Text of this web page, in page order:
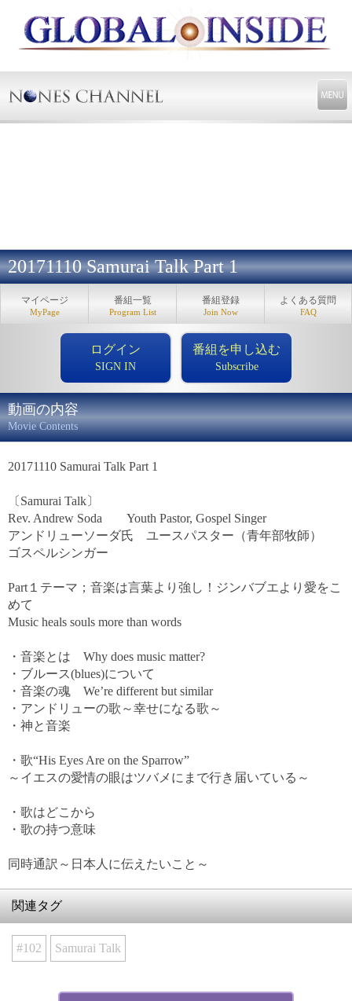
20171110 Samurai Talk Part 1
マイページ
MyPage
番組一覧
Program List
番組登録
Join Now
よくある質問
FAQ
ログイン
SIGN IN
番組を申し込む
Subscribe
動画の内容
Movie Contents
20171110 Samurai Talk Part 1
〔Samurai Talk〕
Rev. Andrew Soda Youth Pastor, Gospel Singer
アンドリューソーダ氏 ユースパスター（青年部牧師）
ゴスペルシンガー
Part１テーマ；音楽は言葉より強し！ジンバブエより愛をこ
めて
Music heals souls more than words
・音楽とは Why does music matter?
・ブルース(blues)について
・音楽の魂 We’re different but similar
・アンドリューの歌～幸せになる歌～
・神と音楽
・歌“His Eyes Are on the Sparrow”
～イエスの愛情の眼はツバメにまで行き届いている～
・歌はどこから
・歌の持つ意味
同時通訳～日本人に伝えたいこと～
関連タグ
#102 Samurai Talk